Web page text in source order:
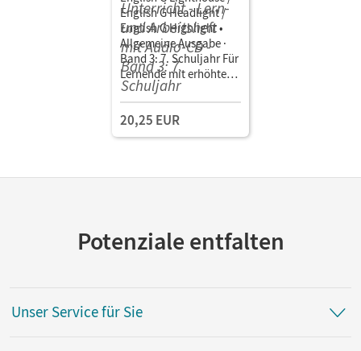
English G Headlight /
English G Highlight •
Allgemeine Ausgabe ·
Band 3: 7. Schuljahr Für
Lernende mit erhöhtem
Förderbedarf im
inklusiven Unterricht •
Lern- und Arbeitsheft
mit Audio-CD Zu
20,25 EUR
Potenziale entfalten
Unser Service für Sie